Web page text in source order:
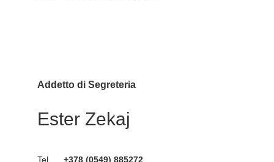
Addetto di Segreteria
Ester Zekaj
Tel
+378 (0549) 885272